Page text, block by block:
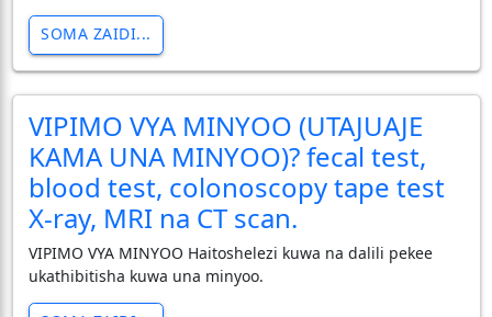
SOMA ZAIDI...
VIPIMO VYA MINYOO (UTAJUAJE
KAMA UNA MINYOO)? fecal test,
blood test, colonoscopy tape test
X-ray, MRI na CT scan.
VIPIMO VYA MINYOO Haitoshelezi kuwa na dalili pekee
ukathibitisha kuwa una minyoo.